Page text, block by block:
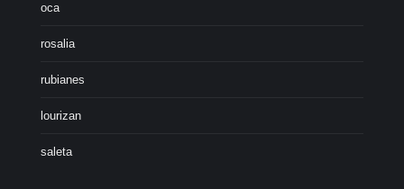
oca
rosalia
rubianes
lourizan
saleta